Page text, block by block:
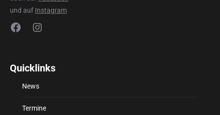
und auf Instagram
FacebookInstagram
Quicklinks
News
Termine